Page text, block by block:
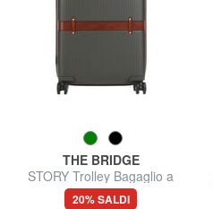
THE BRIDGE
STORY Trolley Bagaglio a
Mano
20% SALDI